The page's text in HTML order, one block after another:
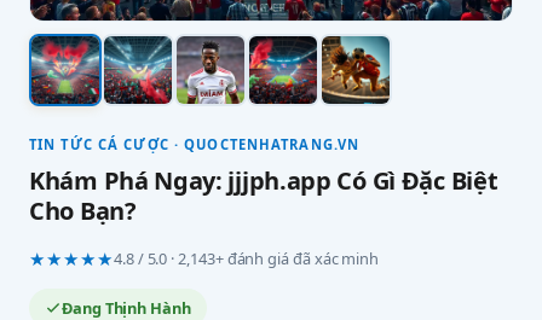
TIN TỨC CÁ CƯỢC · QUOCTENHATRANG.VN
Khám Phá Ngay: jjjph.app Có Gì Đặc Biệt
Cho Bạn?
★★★★★4.8 / 5.0 · 2,143+ đánh giá đã xác minh
Đang Thịnh Hành